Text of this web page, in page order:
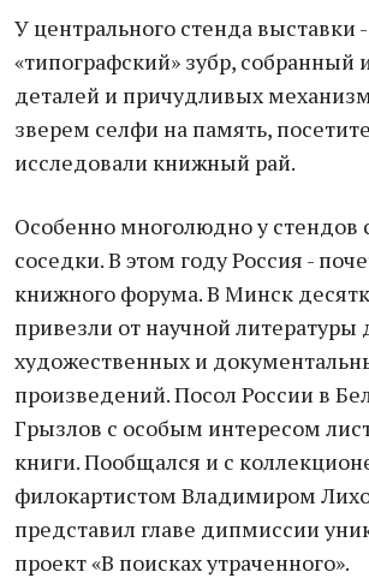
У центрального стенда выставки
«типографский» зубр,
деталей и причудливых
зверем селфи на память,
исследовали книжный рай.
Особенно многолюдно у стендов
соседки. В этом году Россия -
книжного форума. В Минск
привезли от научной литературы
художественных и
произведений. Посол России в
Грызлов с особым интересом
книги. Пообщался и с
филокартистом Владимиром
представил главе дипмиссии
проект «В поисках утраченного».